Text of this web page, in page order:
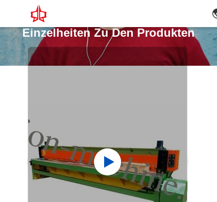
Einzelheiten Zu Den Produkten